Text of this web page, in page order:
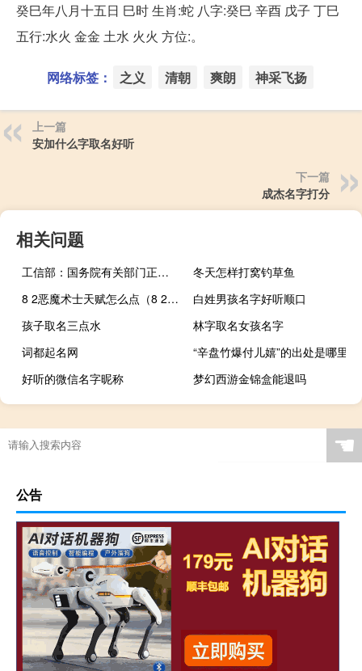
癸巳年八月十五日 巳时 生肖:蛇 八字:癸巳 辛酉 戊子 丁巳
五行:水火 金金 土水 火火 方位:。
网络标签： 之义 清朝 爽朗 神采飞扬
上一篇
安加什么字取名好听
下一篇
成杰名字打分
相关问题
工信部：国务院有关部门正在制订新一轮支持工业设计发展的文件
冬天怎样打窝钓草鱼
8 2恶魔术士天赋怎么点（8 2恶魔术士天赋）
白姓男孩名字好听顺口
孩子取名三点水
林字取名女孩名字
词都起名网
“辛盘竹爆付儿嬉”的出处是哪里
好听的微信名字昵称
梦幻西游金锦盒能退吗
☚
公告